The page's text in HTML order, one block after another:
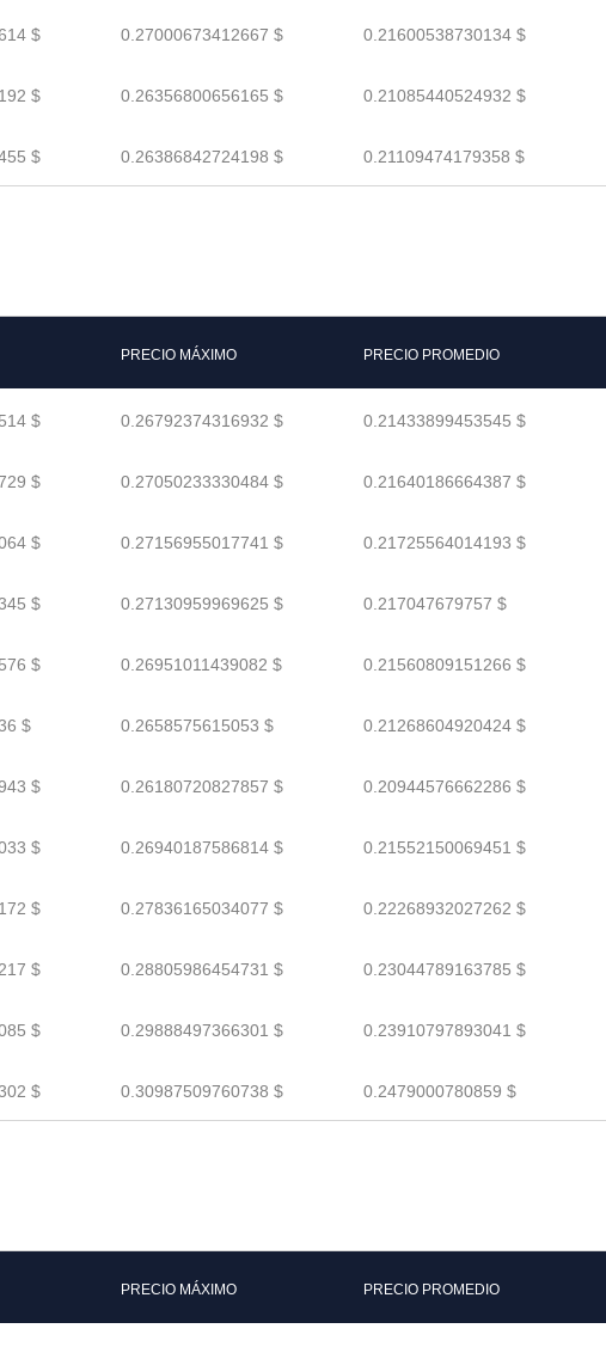
$ 0.27000673412667 $ 0.21600538730134 $
$ 0.26356800656165 $ 0.21085440524932 $
$ 0.26386842724198 $ 0.21109474179358 $
PRECIO MÁXIMO PRECIO PROMEDIO
$ 0.26792374316932 $ 0.21433899453545 $
$ 0.27050233330484 $ 0.21640186664387 $
$ 0.27156955017741 $ 0.21725564014193 $
$ 0.27130959969625 $ 0.217047679757 $
$ 0.26951011439082 $ 0.21560809151266 $
$ 0.2658575615053 $ 0.21268604920424 $
$ 0.26180720827857 $ 0.20944576662286 $
$ 0.26940187586814 $ 0.21552150069451 $
$ 0.27836165034077 $ 0.22268932027262 $
$ 0.28805986454731 $ 0.23044789163785 $
$ 0.29888497366301 $ 0.23910797893041 $
$ 0.30987509760738 $ 0.2479000780859 $
PRECIO MÁXIMO PRECIO PROMEDIO